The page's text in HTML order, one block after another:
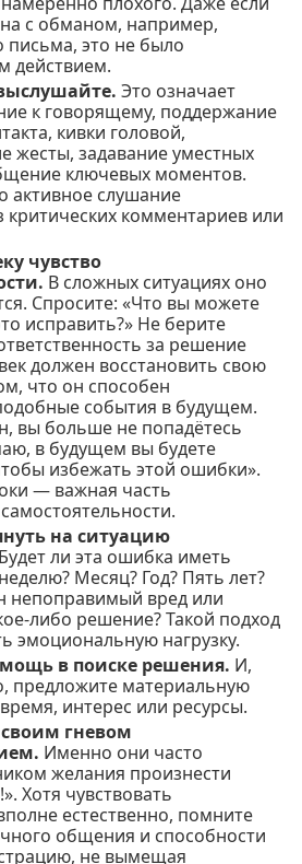
с обманом, например,
письма, это не было
действием.
Это означает
к говорящему, поддержание
кивки головой,
жесты, задавание уместных
ключевых моментов.
активное слушание
критических комментариев или
чувство
В сложных ситуациях оно
Спросите: «Что вы можете
исправить?» Не берите
за решение
должен восстановить свою
что он способен
события в будущем.
вы больше не попадётесь
в будущем вы будете
избежать этой ошибки».
— важная часть
на ситуацию
Будет ли эта ошибка иметь
Месяц? Год? Пять лет?
непоправимый вред или
либо решение? Такой подход
эмоциональную нагрузку.
в поиске решения. И,
предложите материальную
интерес или ресурсы.
своим гневом
Именно они часто
желания произнести
Хотя чувствовать
естественно, помните
общения и способности
не вымещая